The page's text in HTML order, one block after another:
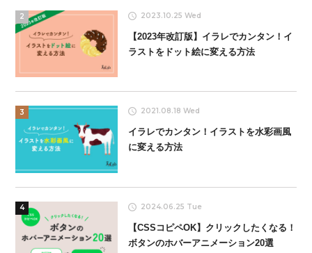
2 2023.10.25 Wed
【2023年改訂版】イラレでカンタン！イ
ラストをドット絵に変える方法
3 2021.08.18 Wed
イラレでカンタン！イラストを水彩画風
に変える方法
4 2024.06.25 Tue
【CSSコピペOK】クリックしたくなる！
ボタンのホバーアニメーション20選